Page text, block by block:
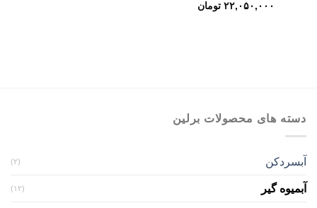
۲۲,۰۵۰,۰۰۰ تومان
دسته های محصولات برلین
آبسردکن (۲)
آبمیوه گیر (۱۲)